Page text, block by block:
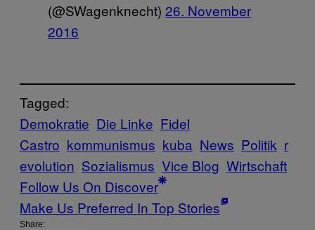
(@SWagenknecht) 26. November
2016
Tagged:
Demokratie Die Linke Fidel
Castro kommunismus kuba News Politik r
evolution Sozialismus Vice Blog Wirtschaft
Follow Us On Discover
Make Us Preferred In Top Stories
Share: